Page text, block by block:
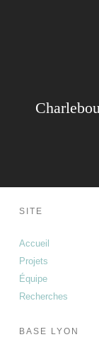
SITE
Accueil
Projets
Équipe
Recherches
BASE LYON